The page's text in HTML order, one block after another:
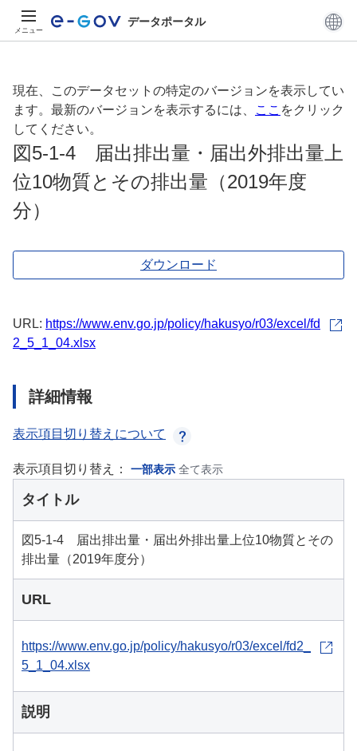
メニュー
データポータル
現在、このデータセットの特定のバージョンを表示してい
ます。最新のバージョンを表示するには、
ここ をクリック
してください。
図5-1-4 届出排出量・届出外排出量上
位10物質とその排出量（2019年度
分）
ダウンロード
URL: https://www.env.go.jp/policy/hakusyo/r03/excel/fd
2_5_1_04.xlsx
詳細情報
表示項目切り替えについて
表示項目切り替え： 一部表示 全て表示
タイトル
図5-1-4 届出排出量・届出外排出量上位10物質とその
排出量（2019年度分）
URL
https://www.env.go.jp/policy/hakusyo/r03/excel/fd2_
5_1_04.xlsx
説明